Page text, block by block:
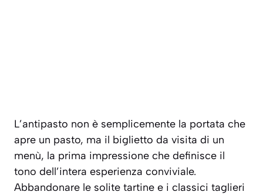
L’antipasto non è semplicemente la portata che
apre un pasto, ma il biglietto da visita di un
menù, la prima impressione che definisce il
tono dell’intera esperienza conviviale.
Abbandonare le solite tartine e i classici taglieri